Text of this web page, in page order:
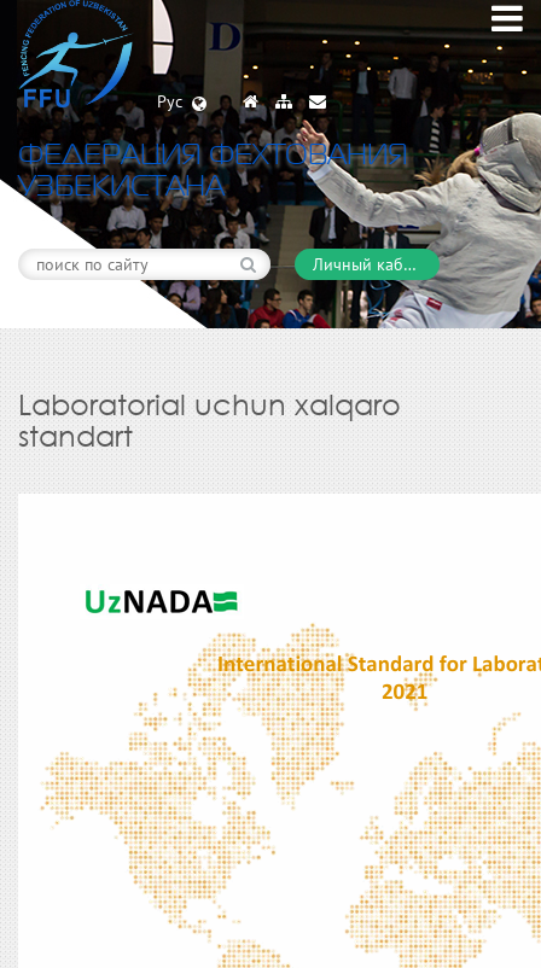
Рус
ФЕДЕРАЦИЯ ФЕХТОВАНИЯ
УЗБЕКИСТАНА
Личный кабинет
Laboratorial uchun xalqaro
standart